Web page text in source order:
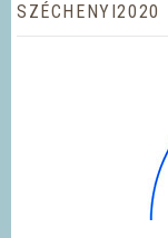
SZÉCHENYI2020